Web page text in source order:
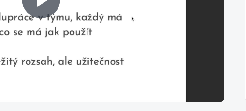
Prehrať
video
vyskúšanie